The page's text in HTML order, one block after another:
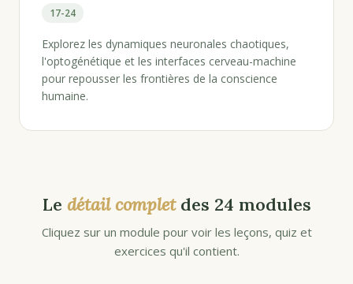
17-24
Explorez les dynamiques neuronales chaotiques,
l'optogénétique et les interfaces cerveau-machine
pour repousser les frontières de la conscience
humaine.
Le détail completdes 24 modules
Cliquez sur un module pour voir les leçons, quiz et
exercices qu'il contient.